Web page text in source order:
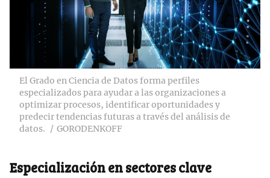
El Grado en Ciencia de Datos forma perfiles
especializados para ayudar a las organizaciones a
optimizar procesos, identificar oportunidades y
predecir tendencias futuras a través del análisis de
datos.
GORODENKOFF
Especialización en sectores clave